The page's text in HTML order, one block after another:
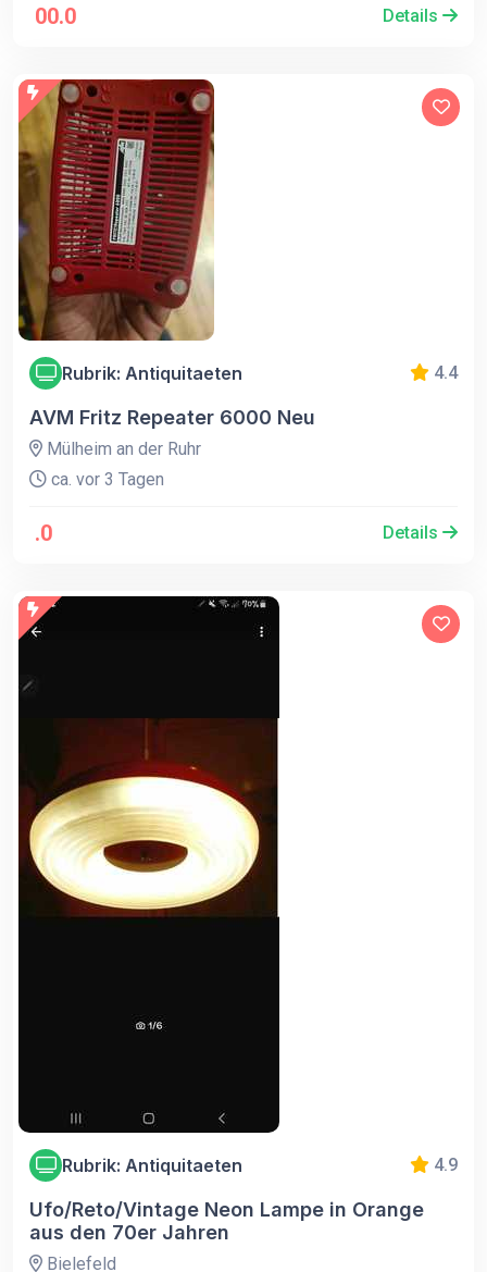
00.0 Details
Rubrik: Antiquitaeten 4.4
AVM Fritz Repeater 6000 Neu
Mülheim an der Ruhr
ca. vor 3 Tagen
.0 Details
Rubrik: Antiquitaeten 4.9
Ufo/Reto/Vintage Neon Lampe in Orange
aus den 70er Jahren
Bielefeld